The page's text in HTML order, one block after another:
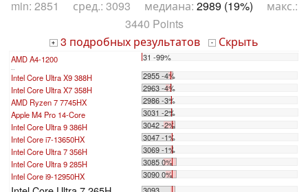
min: 2851 сред.: 3093 медиана: 2989 (19%) макс.:
3440 Points
+ 3 подробных результатов - Скрыть
AMD A4-1200 31 -99%
...
Intel Core Ultra X9 388H
2955 -4%
Intel Core Ultra X7 358H
2963 -4%
AMD Ryzen 7 7745HX
2986 -3%
Apple M4 Pro 14-Core
3031 -2%
Intel Core Ultra 9 386H
3042 -2%
Intel Core i7-13650HX
3047 -1%
Intel Core Ultra 7 356H
3069 -1%
Intel Core Ultra 9 285H
3085 0%
Intel Core i9-12950HX
3090 0%